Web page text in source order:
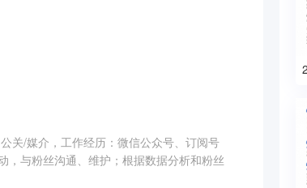
关/媒介，工作经历：微信公众号、订阅号
，与粉丝沟通、维护；根据数据分析和粉丝